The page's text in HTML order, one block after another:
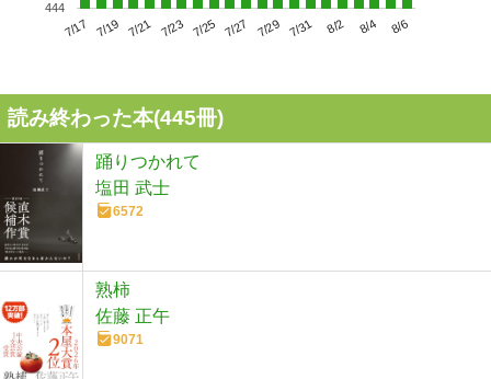
7/17 7/19 7/21 7/23 7/25 7/27 7/29 7/31 8/2 8/4 8/6
444
読み終わった本(445冊)
踊りつかれて
塩田 武士
6572
熟柿
佐藤 正午
9071